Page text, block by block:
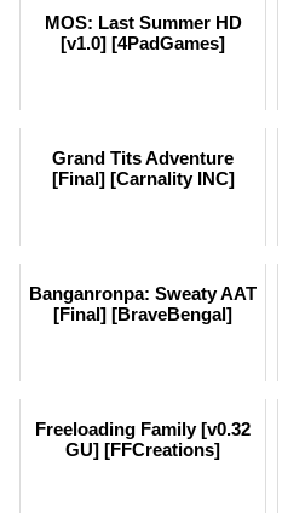
MOS: Last Summer HD
[v1.0] [4PadGames]
Grand Tits Adventure
[Final] [Carnality INC]
Banganronpa: Sweaty AAT
[Final] [BraveBengal]
Freeloading Family [v0.32
GU] [FFCreations]